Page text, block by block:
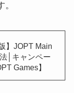
】JOPT Main
│キャンペー
Games】